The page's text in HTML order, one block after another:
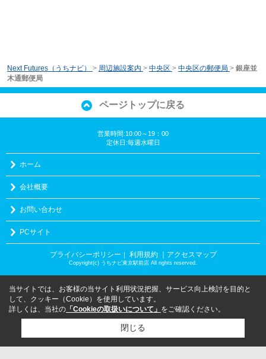
Next Futures（うちナビ） > 周辺施設案内 > 中央区 > 中央区の郵便局 > 銀座並
木通郵便局
ページトップに戻る
営業時間:10:00～19：00
定休日:毎週水曜日
ホーム
会社概要
お問い合わせ
PCサイト
プライバシーポリシー ｜ 利用規約 ｜アクセスマップ
Copyright(c) うちナビ東京駅前店 All rights reserved.
当サイトでは、お客様の当サイト利用状況把握、サービス向上検討を目的と
して、クッキー（Cookie）を使用しています。
詳しくは、当社の 「Cookieの取扱いについて」 をご確認ください。
閉じる